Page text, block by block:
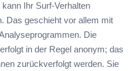
Ihr Surf-Verhalten
Das geschieht vor allem mit
Die
in der Regel anonym; das
zurückverfolgt werden. Sie